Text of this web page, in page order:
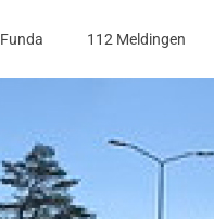
Funda 112 Meldingen